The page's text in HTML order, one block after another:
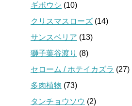
ギボウシ (10)
クリスマスローズ (14)
サンスベリア (13)
獅子葉谷渡り (8)
セローム / ホテイカズラ (27)
多肉植物 (73)
タンチョウソウ (2)